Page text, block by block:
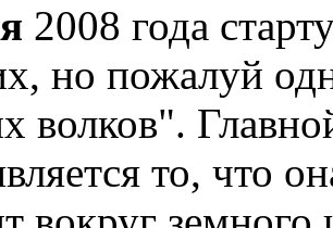
2008 года
но пожалуй
волков".
то, что